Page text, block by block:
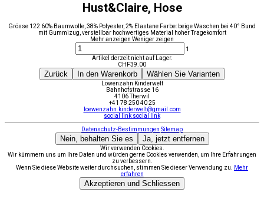
Hust&Claire, Hose
Grösse 122 60% Baumwolle, 38% Polyester, 2% Elastane Farbe: beige Waschen bei 40° Bund
mit Gummizug, verstellbar hochwertiges Material hoher Tragekomfort
Mehr anzeigen Weniger zeigen
1
Artikel derzeit nicht auf Lager.
CHF39.00
Zurück In den Warenkorb Wählen Sie Varianten
Löwenzahn Kinderwelt
Bahnhofstrasse 16
4106 Therwil
+41 78 250 40 25
loewenzahn.kinderwelt@gmail.com
social link social link
Datenschutz-Bestimmungen Sitemap
Nein, behalten Sie es Ja, jetzt entfernen
Wir verwenden Cookies.
Wir kümmern uns um Ihre Daten und würden gerne Cookies verwenden, um Ihre Erfahrungen
zu verbessern.
Wenn Sie diese Website weiter durchsuchen, stimmen Sie dieser Verwendung zu.
Mehr
erfahren
Akzeptieren und Schliessen